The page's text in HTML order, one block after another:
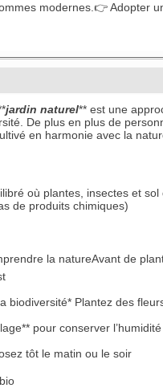
modernes.👉 Adopter
jardin naturel** est une
De plus en plus de
en harmonie avec la
où plantes, insectes et
de produits chimiques)
la natureAvant de
biodiversité* Plantez des
pour conserver l’humidité
tôt le matin ou le soir